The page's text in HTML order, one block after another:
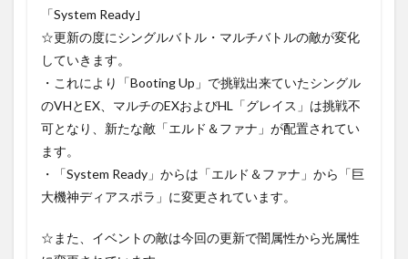
「System Ready｣
☆更新の度にシングルバトル・マルチバトルの敵が変化
していきます。
・これにより「Booting Up」で挑戦出来ていたシングル
のVHとEX、マルチのEXおよびHL「グレイス」は挑戦不
可となり、新たな敵「エルド＆ファナ」が配置されてい
ます。
・「System Ready」からは「エルド＆ファナ」から「巨
大機神ディアスポラ」に変更されています。
☆また、イベントの敵は今回の更新で闇属性から光属性